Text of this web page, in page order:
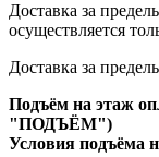
Доставка за
осуществляется
Доставка за
Подъём на этаж
"ПОДЪЁМ")
Условия подъёма